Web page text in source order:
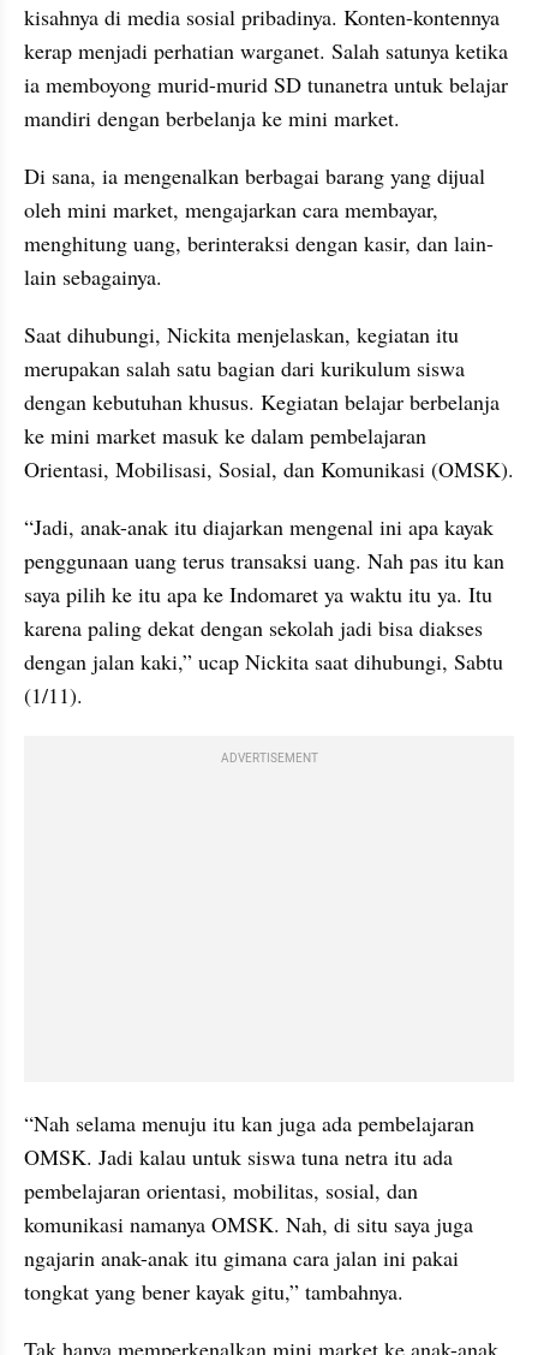
kisahnya di media sosial pribadinya. Konten-kontennya
kerap menjadi perhatian warganet. Salah satunya ketika
ia memboyong murid-murid SD tunanetra untuk belajar
mandiri dengan berbelanja ke mini market.
Di sana, ia mengenalkan berbagai barang yang dijual
oleh mini market, mengajarkan cara membayar,
menghitung uang, berinteraksi dengan kasir, dan lain-
lain sebagainya.
Saat dihubungi, Nickita menjelaskan, kegiatan itu
merupakan salah satu bagian dari kurikulum siswa
dengan kebutuhan khusus. Kegiatan belajar berbelanja
ke mini market masuk ke dalam pembelajaran
Orientasi, Mobilisasi, Sosial, dan Komunikasi (OMSK).
“Jadi, anak-anak itu diajarkan mengenal ini apa kayak
penggunaan uang terus transaksi uang. Nah pas itu kan
saya pilih ke itu apa ke Indomaret ya waktu itu ya. Itu
karena paling dekat dengan sekolah jadi bisa diakses
dengan jalan kaki,” ucap Nickita saat dihubungi, Sabtu
(1/11).
ADVERTISEMENT
“Nah selama menuju itu kan juga ada pembelajaran
OMSK. Jadi kalau untuk siswa tuna netra itu ada
pembelajaran orientasi, mobilitas, sosial, dan
komunikasi namanya OMSK. Nah, di situ saya juga
ngajarin anak-anak itu gimana cara jalan ini pakai
tongkat yang bener kayak gitu,” tambahnya.
Tak hanya memperkenalkan mini market ke anak-anak